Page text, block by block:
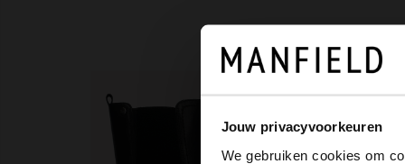
Jouw privacyvoorkeuren
We gebruiken cookies om